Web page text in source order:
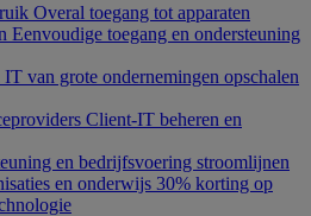
Overal toegang tot apparaten
Eenvoudige toegang en ondersteuning
IT van grote ondernemingen opschalen
Client-IT beheren en
en bedrijfsvoering stroomlijnen
en onderwijs 30% korting op